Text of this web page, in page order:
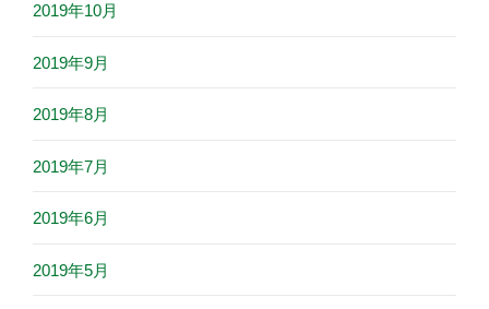
2019年10月
2019年9月
2019年8月
2019年7月
2019年6月
2019年5月